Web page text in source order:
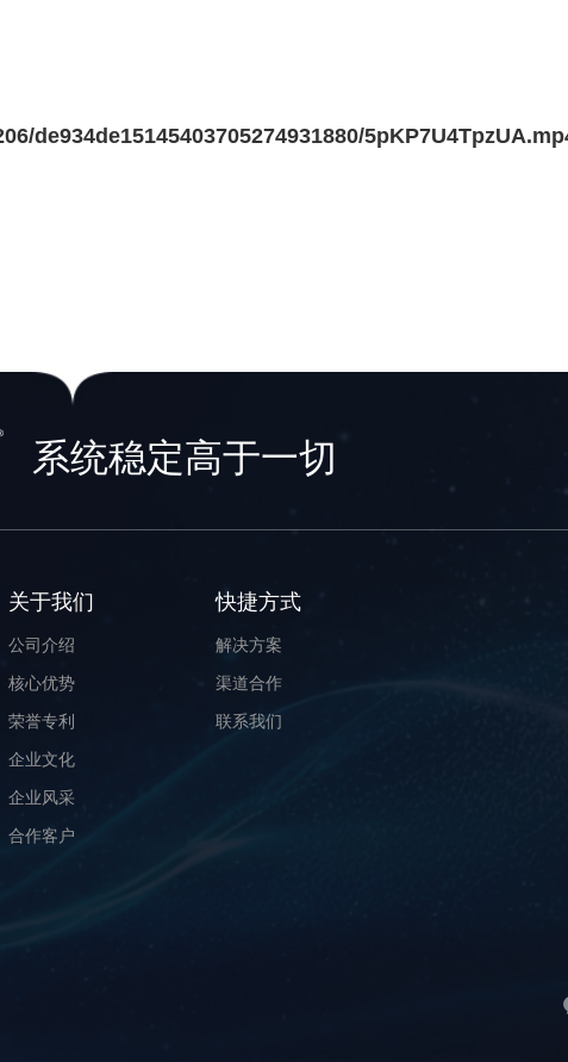
de934de15145403705274931880/
系统稳定高于一切
关于我们
公司介绍
核心优势
荣誉专利
企业文化
企业风采
合作客户
快捷方式
解决方案
渠道合作
联系我们